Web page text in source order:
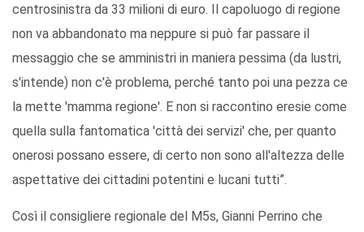
centrosinistra da 33 milioni di euro. Il capoluogo di regione
non va abbandonato ma neppure si può far passare il
messaggio che se amministri in maniera pessima (da lustri,
s'intende) non c'è problema, perché tanto poi una pezza ce
la mette 'mamma regione'. E non si raccontino eresie come
quella sulla fantomatica 'città dei servizi' che, per quanto
onerosi possano essere, di certo non sono all'altezza delle
aspettative dei cittadini potentini e lucani tutti”.
Così il consigliere regionale del M5s, Gianni Perrino che